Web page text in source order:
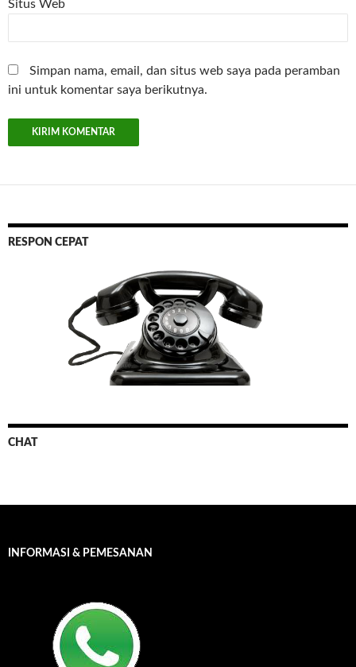
Situs Web
Simpan nama, email, dan situs web saya pada peramban
ini untuk komentar saya berikutnya.
RESPON CEPAT
CHAT
INFORMASI & PEMESANAN